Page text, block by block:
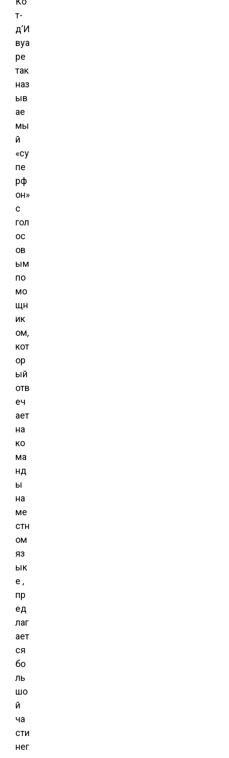
т-
д’И
вуа
ре
так
наз
ыв
ае
мы
й
«су
пе
рф
он»
с
гол
ос
ов
ым
по
мо
щн
ик
ом,
кот
ор
ый
отв
еч
ает
на
ко
ма
нд
ы
на
ме
стн
ом
яз
ык
е ,
пр
ед
лаг
ает
ся
бо
ль
шо
й
ча
сти
нег